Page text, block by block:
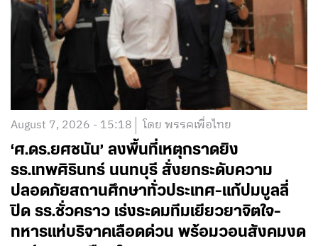
August 7, 2026 - 15:18 โดย พรรคเพื่อไทย
‘ศ.ดร.ยศชนัน’ ลงพื้นที่เหตุกราดยิง
รร.เทพศิรินทร์ นนทบุรี สั่งยกระดับความ
ปลอดภัยสถานศึกษาทั่วประเทศ-แก้ปมบูลลี่
ปิด รร.ชั่วคราว เร่งระดมทีมเยียวยาจิตใจ-
ทหารแห่บริจาคเลือดด่วน พร้อมวอนสังคมงด